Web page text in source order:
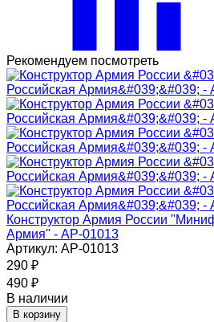
Рекомендуем посмотреть
Конструктор Армия России
Армия'' - АР-01013
Артикул: АР-01013
290 ₽
490 ₽
В наличии
В корзину